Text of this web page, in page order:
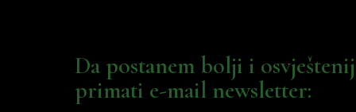
Da postanem bolji i
primati e-mail newsletter: